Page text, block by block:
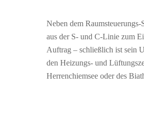
Neben dem
aus der S- und C-Linie zum
Auftrag – schließlich ist sein
den Heizungs- und
Herrenchiemsee oder des